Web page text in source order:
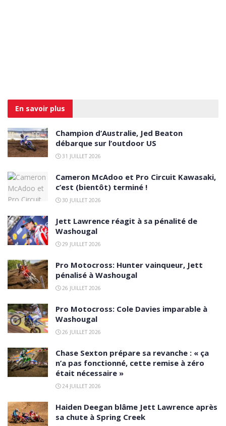
En savoir plus
Champion d’Australie, Jed Beaton
débarque sur l’outdoor US
31 JUILLET 2026
Cameron McAdoo et Pro Circuit Kawasaki,
c’est (bientôt) terminé !
30 JUILLET 2026
Jett Lawrence réagit à sa pénalité de
Washougal
29 JUILLET 2026
Pro Motocross: Hunter vainqueur, Jett
pénalisé à Washougal
26 JUILLET 2026
Pro Motocross: Cole Davies imparable à
Washougal
26 JUILLET 2026
Chase Sexton prépare sa revanche : « ça
n’a pas fonctionné, cette remise à zéro
était nécessaire »
24 JUILLET 2026
Haiden Deegan blâme Jett Lawrence après
sa chute à Spring Creek